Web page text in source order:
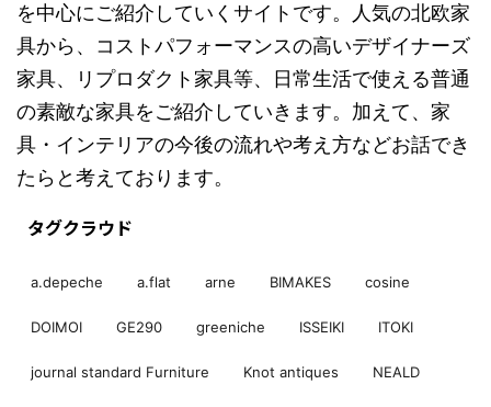
を中心にご紹介していくサイトです。人気の北欧家
具から、コストパフォーマンスの高いデザイナーズ
家具、リプロダクト家具等、日常生活で使える普通
の素敵な家具をご紹介していきます。加えて、家
具・インテリアの今後の流れや考え方などお話でき
たらと考えております。
タグクラウド
a.depeche a.flat arne BIMAKES cosine
DOIMOI GE290 greeniche ISSEIKI ITOKI
journal standard Furniture Knot antiques NEALD